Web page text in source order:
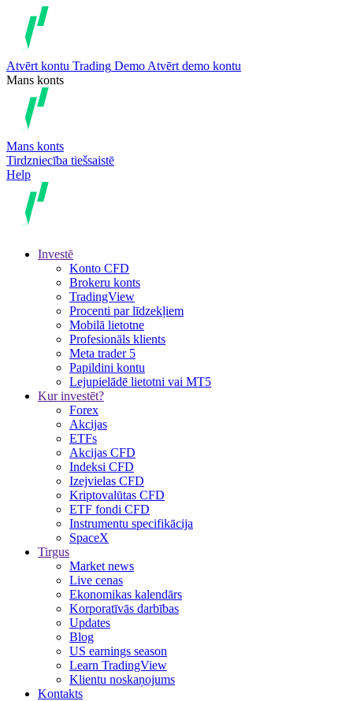
Atvērt kontu Trading Demo Atvērt demo kontu
Mans konts
Mans konts
Tirdzniecība tiešsaistē
Help
Investē
Konto CFD
Brokeru konts
TradingView
Procenti par līdzekļiem
Mobilā lietotne
Profesionāls klients
Meta trader 5
Papildini kontu
Lejupielādē lietotni vai MT5
Kur investēt?
Forex
Akcijas
ETFs
Akcijas CFD
Indeksi CFD
Izejvielas CFD
Kriptovalūtas CFD
ETF fondi CFD
Instrumentu specifikācija
SpaceX
Tirgus
Market news
Live cenas
Ekonomikas kalendārs
Korporatīvās darbības
Updates
Blog
US earnings season
Learn TradingView
Klientu noskaņojums
Kontakts